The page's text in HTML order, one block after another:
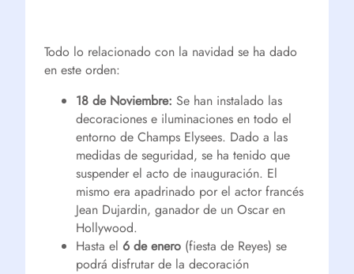
Todo lo relacionado con la navidad se ha dado
en este orden:
18 de Noviembre: Se han instalado las
decoraciones e iluminaciones en todo el
entorno de Champs Elysees. Dado a las
medidas de seguridad, se ha tenido que
suspender el acto de inauguración. El
mismo era apadrinado por el actor francés
Jean Dujardin, ganador de un Oscar en
Hollywood.
Hasta el 6 de enero (fiesta de Reyes) se
podrá disfrutar de la decoración